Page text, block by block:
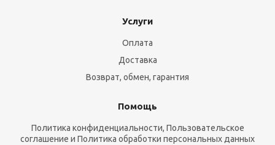
Услуги
Оплата
Доставка
Возврат, обмен, гарантия
Помощь
Политика конфиденциальности, Пользовательское
соглашение и Политика обработки персональных данных